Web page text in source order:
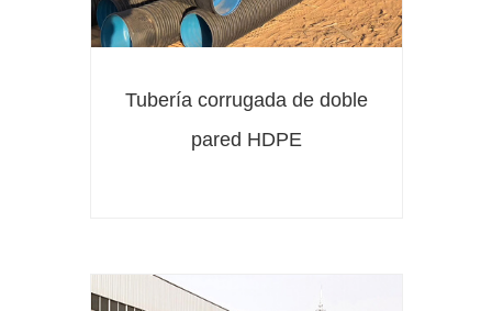
Tubería corrugada de doble
pared HDPE